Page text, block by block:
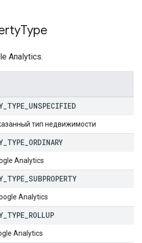
Type
Analytics.
TYPE UNSPECIFIED
тип недвижимости
TYPE ORDINARY
Analytics
TYPE SUBPROPERTY
Analytics
TYPE ROLLUP
Analytics